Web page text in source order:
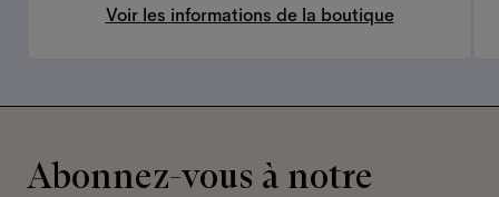
Voir les informations de la boutique
Abonnez-vous à notre